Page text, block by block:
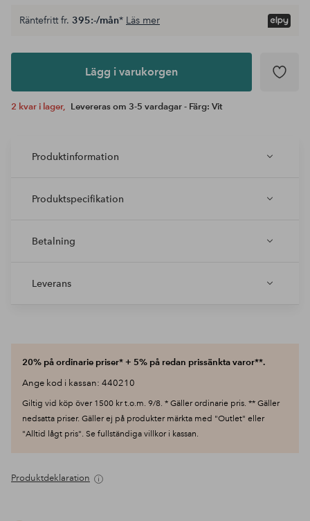
Lägg i
Räntefritt fr. 395:-/mån* Läs mer
Lägg i varukorgen
2 kvar i lager, Levereras om 3-5 vardagar - Färg: Vit
Produktinformation
Produktspecifikation
Betalning
Leverans
20% på ordinarie priser* + 5% på redan prissänkta varor**.
Ange kod i kassan: 440210
Giltig vid köp över 1500 kr t.o.m. 9/8. * Gäller ordinarie pris. ** Gäller
nedsatta priser. Gäller ej på produkter märkta med "Outlet" eller
"Alltid lågt pris". Se fullständiga villkor i kassan.
Produktdeklaration